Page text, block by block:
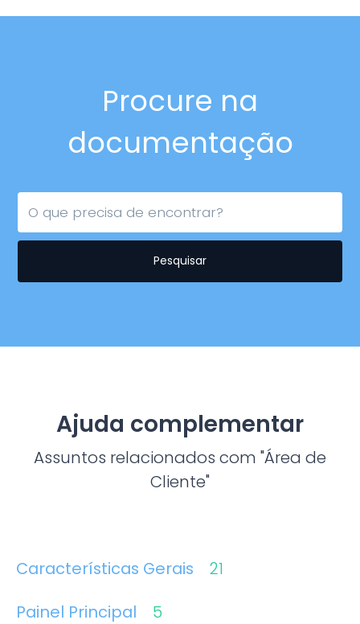
Procure na
documentação
Pesquisar
Ajuda complementar
Assuntos relacionados com "Área de
Cliente"
Características Gerais
21
Painel Principal
5